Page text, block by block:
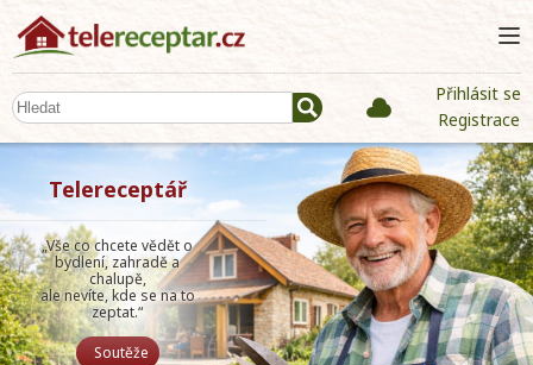
Přihlásit se
Registrace
Telereceptář
„Vše co chcete vědět o
bydlení, zahradě a
chalupě,
ale nevíte, kde se na to
zeptat.“
Soutěže